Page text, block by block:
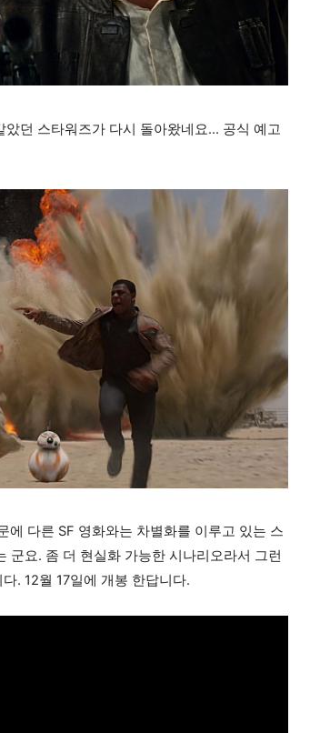
던 스타워즈가 다시 돌아왔네요... 공식 예고
에 다른 SF 영화와는 차별화를 이루고 있는 스
군요. 좀 더 현실화 가능한 시나리오라서 그런
. 12월 17일에 개봉 한답니다.